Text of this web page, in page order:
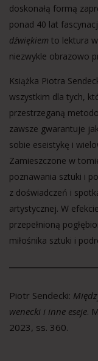
doskonałą formą
ponad 40 lat
dźwiękiem to lektura
niezwykle obrazowo
Książka Piotra
wszystkim dla tych,
przestrzeganą
zawsze gwarantuje
sobie eseistykę i
Zamieszczone w
poznawania sztuki i
z doświadczeń i
artystycznej. W
przepełnioną
miłośnika sztuki i
Piotr Sendecki:
wenecki i inne eseje.
2023, ss. 360.